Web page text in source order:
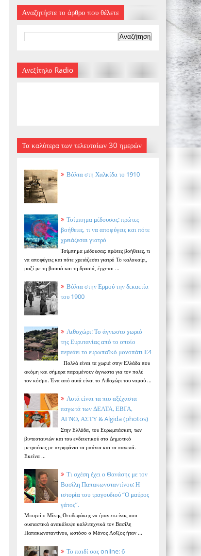
Αναζητήστε το άρθρο που θέλετε
Ανεξίτηλο Radio
Τα καλύτερα των τελευταίων 30 ημερών
Βόλτα στη Χαλκίδα το 1910
Τσίμπημα μέδουσας: πρώτες
βοήθειες, τι να αποφύγεις και πότε
χρειάζεσαι γιατρό
Τσίμπημα μέδουσας: πρώτες βοήθειες, τι
να αποφύγεις και πότε χρειάζεσαι γιατρό Το καλοκαίρι,
μαζί με τη βουτιά και τη δροσιά, έρχεται ...
Βόλτα στην Ερμού την δεκαετία
του 1900
Λιθοχώρι: Το άγνωστο χωριό
της Ευρυτανίας από το οποίο
περνάει το ευρωπαϊκό μονοπάτι Ε4
Πολλά είναι τα χωριά στην Ελλάδα που
ακόμη και σήμερα παραμένουν άγνωστα για τον πολύ
τον κόσμο. Ένα από αυτά είναι το Λιθοχώρι του νομού ...
Αυτά είναι τα πιο αξέχαστα
παγωτά των ΔΕΛΤΑ, ΕΒΓΑ,
ΑΓΝΟ, ΑΣΤΥ & Algida (photos)
Στην Ελλάδα, του Ευρωμπάσκετ, των
βιντεοταινιών και του ενδεικτικού στο Δημοτικό
μετρούσες με περηφάνια τα μπάνια και τα παγωτά.
Εκείνα ...
Τι σχέση έχει ο Θανάσης με τον
Βασίλη Παπακωνσταντίνου; Η
ιστορία του τραγουδιού “Ο μαύρος
γάτος”.
Μπορεί ο Μίκης Θεοδωράκης να ήταν εκείνος που
ουσιαστικά ανακάλυψε καλλιτεχνικά τον Βασίλη
Παπακωνσταντίνου, ωστόσο ο Μάνος Λοΐζος ήταν ...
Το παιδί σας online: 6